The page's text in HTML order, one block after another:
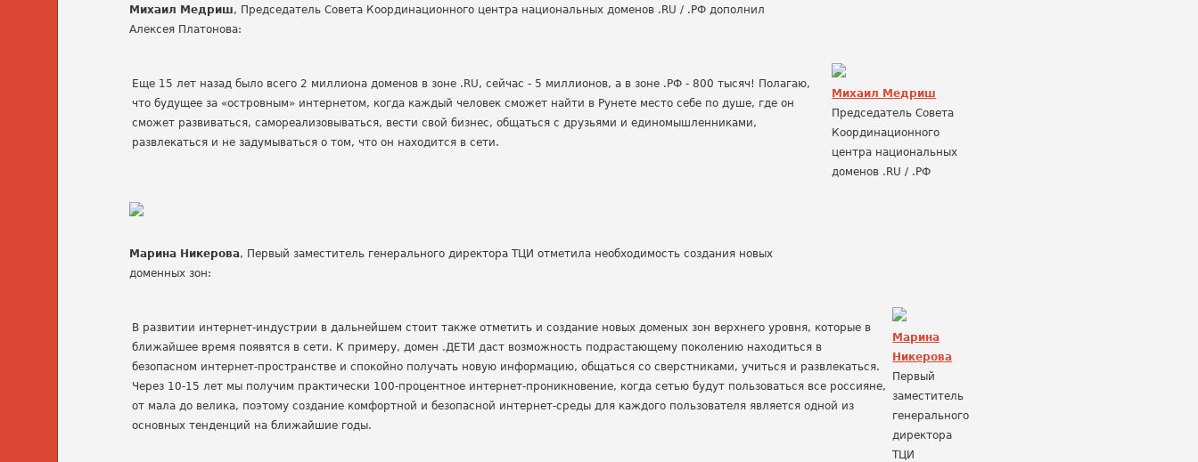
Михаил Медриш, Председатель Совета Координационного центра национальных доменов .RU / .РФ дополнил
Алексея Платонова:
Еще 15 лет назад было всего 2 миллиона доменов в зоне .RU, сейчас - 5 миллионов, а в зоне .РФ - 800 тысяч! Полагаю,
что будущее за «островным» интернетом, когда каждый человек сможет найти в Рунете место себе по душе, где он
сможет развиваться, самореализовываться, вести свой бизнес, общаться с друзьями и единомышленниками,
развлекаться и не задумываться о том, что он находится в сети.
Михаил Медриш
Председатель Совета
Координационного
центра национальных
доменов .RU / .РФ
Марина Никерова, Первый заместитель генерального директора ТЦИ отметила необходимость создания новых
доменных зон:
В развитии интернет-индустрии в дальнейшем стоит также отметить и создание новых доменых зон верхнего уровня, которые в
ближайшее время появятся в сети. К примеру, домен .ДЕТИ даст возможность подрастающему поколению находиться в
безопасном интернет-пространстве и спокойно получать новую информацию, общаться со сверстниками, учиться и развлекаться.
Через 10-15 лет мы получим практически 100-процентное интернет-проникновение, когда сетью будут пользоваться все россияне,
от мала до велика, поэтому создание комфортной и безопасной интернет-среды для каждого пользователя является одной из
основных тенденций на ближайшие годы.
Марина
Никерова
Первый
заместитель
генерального
директора
ТЦИ